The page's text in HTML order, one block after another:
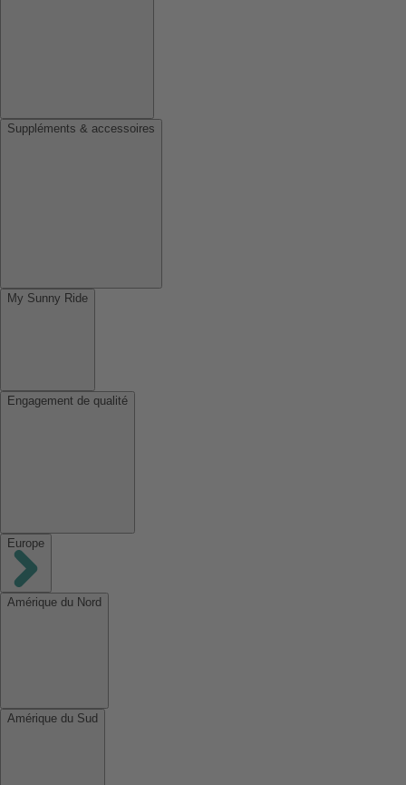
Suppléments & accessoires
My Sunny Ride
Engagement de qualité
Europe
Amérique du Nord
Amérique du Sud